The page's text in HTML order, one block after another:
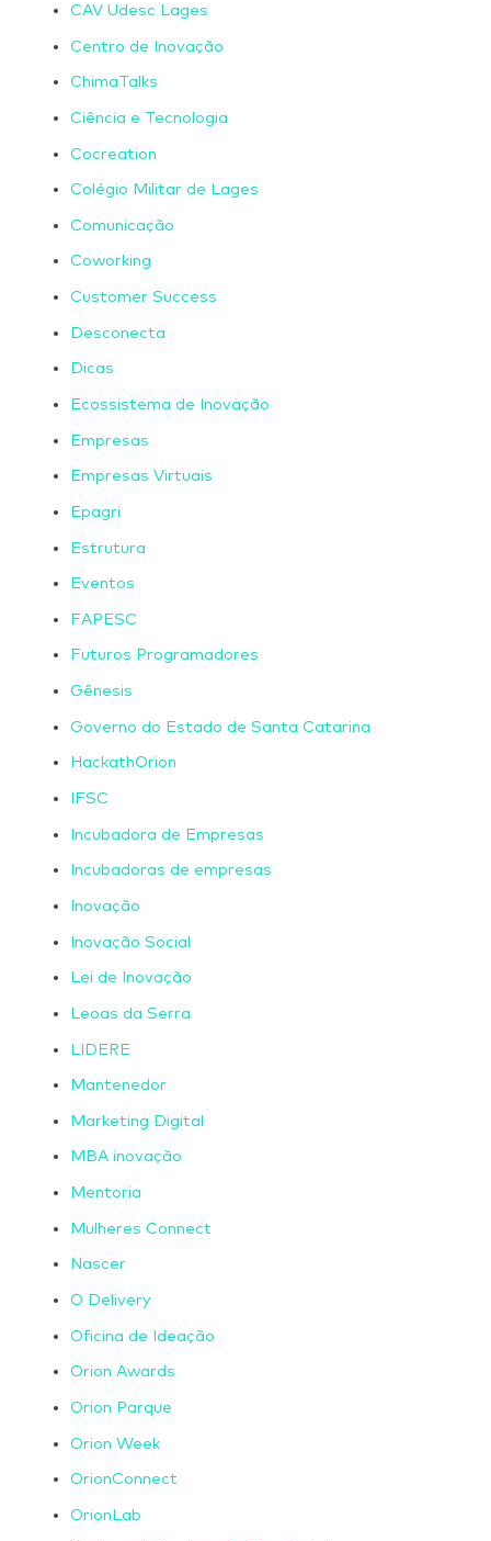
CAV Udesc Lages
Centro de Inovação
ChimaTalks
Ciência e Tecnologia
Cocreation
Colégio Militar de Lages
Comunicação
Coworking
Customer Success
Desconecta
Dicas
Ecossistema de Inovação
Empresas
Empresas Virtuais
Epagri
Estrutura
Eventos
FAPESC
Futuros Programadores
Gênesis
Governo do Estado de Santa Catarina
HackathOrion
IFSC
Incubadora de Empresas
Incubadoras de empresas
Inovação
Inovação Social
Lei de Inovação
Leoas da Serra
LIDERE
Mantenedor
Marketing Digital
MBA inovação
Mentoria
Mulheres Connect
Nascer
O Delivery
Oficina de Ideação
Orion Awards
Orion Parque
Orion Week
OrionConnect
OrionLab